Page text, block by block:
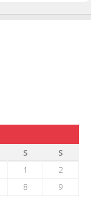
S
S
1
2
8
9